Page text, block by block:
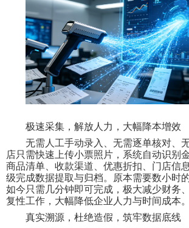
极速采集，解放人力，大幅降本增效
无需人工手动录入、无需逐单核对、
店只需快速上传小票照片，系统自动识别
商品清单、收款渠道、优惠折扣、门店信
级完成数据提取与归档。原本需要数小时
如今只需几分钟即可完成，极大减少财务
复性工作，大幅降低企业人力与时间成本。
真实溯源，杜绝造假，筑牢数据底线